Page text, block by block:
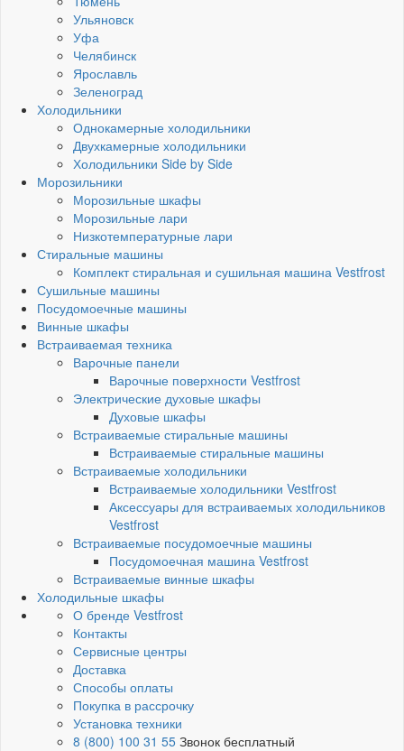
Ульяновск
Уфа
Челябинск
Ярославль
Зеленоград
Холодильники
Однокамерные холодильники
Двухкамерные холодильники
Холодильники Side by Side
Морозильники
Морозильные шкафы
Морозильные лари
Низкотемпературные лари
Стиральные машины
Комплект стиральная и сушильная машина Vestfrost
Сушильные машины
Посудомоечные машины
Винные шкафы
Встраиваемая техника
Варочные панели
Варочные поверхности Vestfrost
Электрические духовые шкафы
Духовые шкафы
Встраиваемые стиральные машины
Встраиваемые стиральные машины
Встраиваемые холодильники
Встраиваемые холодильники Vestfrost
Аксессуары для встраиваемых холодильников
Vestfrost
Встраиваемые посудомоечные машины
Посудомоечная машина Vestfrost
Встраиваемые винные шкафы
Холодильные шкафы
О бренде Vestfrost
Контакты
Сервисные центры
Доставка
Способы оплаты
Покупка в рассрочку
Установка техники
8 (800) 100 31 55 Звонок бесплатный